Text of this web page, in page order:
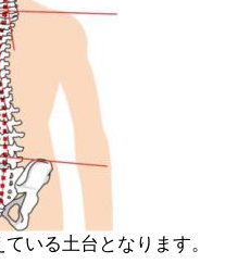
いる土台となります。